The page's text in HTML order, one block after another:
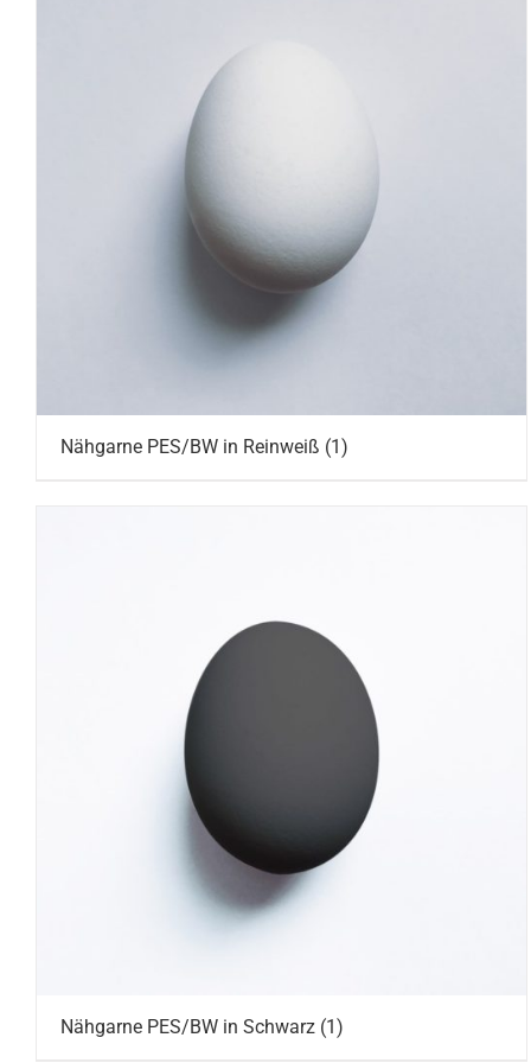
Nähgarne PES/BW in Reinweiß (1)
Nähgarne PES/BW in Schwarz (1)